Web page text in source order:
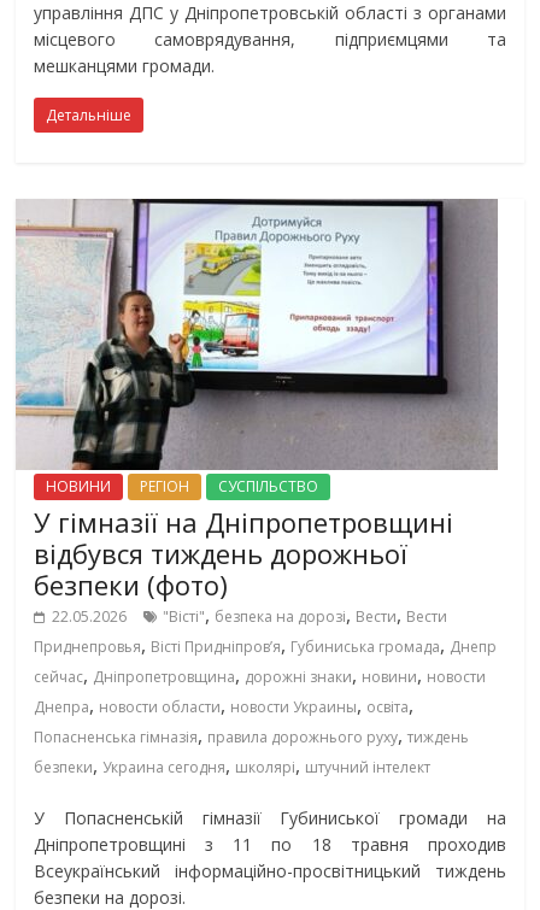
управління ДПС у Дніпропетровській області з органами
місцевого самоврядування, підприємцями та
мешканцями громади.
Детальніше
НОВИНИ РЕГІОН СУСПІЛЬСТВО
У гімназії на Дніпропетровщині
відбувся тиждень дорожньої
безпеки (фото)
22.05.2026 "Вісті", безпека на дорозі, Вести, Вести
Приднепровья, Вісті Придніпровʼя, Губиниська громада, Днепр
сейчас, Дніпропетровщина, дорожні знаки, новини, новости
Днепра, новости области, новости Украины, освіта,
Попасненська гімназія, правила дорожнього руху,тиждень
безпеки, Украина сегодня, школярі, штучний інтелект
У Попасненській гімназії Губиниської громади на
Дніпропетровщині з 11 по 18 травня проходив
Всеукраїнський інформаційно-просвітницький тиждень
безпеки на дорозі.